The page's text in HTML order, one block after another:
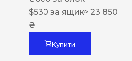
$530 за ящик≈ 23 850
₴
Купити